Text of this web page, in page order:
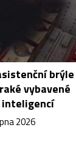
brýle
vybavené
inteligencí
2026